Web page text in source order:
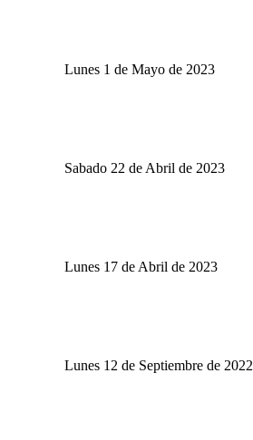
Lunes 1 de Mayo de 2023
Sabado 22 de Abril de 2023
Lunes 17 de Abril de 2023
Lunes 12 de Septiembre de 2022